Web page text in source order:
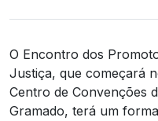
O Encontro dos
Justiça, que começará
Centro de Convenções
Gramado, terá um